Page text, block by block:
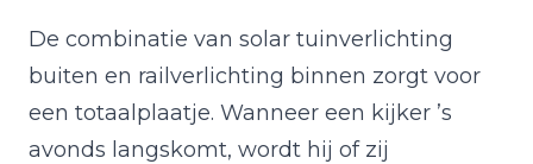
De combinatie van solar tuinverlichting
buiten en railverlichting binnen zorgt voor
een totaalplaatje. Wanneer een kijker ’s
avonds langskomt, wordt hij of zij